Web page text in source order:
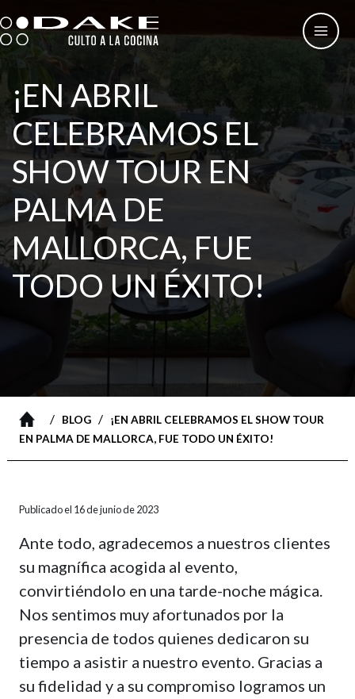
al
contenido
¡EN ABRIL
CELEBRAMOS EL
SHOW TOUR EN
PALMA DE
MALLORCA, FUE
TODO UN ÉXITO!
/ BLOG/
¡EN ABRIL CELEBRAMOS EL SHOW TOUR
EN PALMA DE MALLORCA, FUE TODO UN ÉXITO!
Publicado el 16 de junio de 2023
Ante todo, agradecemos a nuestros clientes
su magnífica acogida al evento,
convirtiéndolo en una tarde-noche mágica.
Nos sentimos muy afortunados por la
presencia de todos quienes dedicaron su
tiempo a asistir a nuestro evento. Gracias a
su fidelidad y a su compromiso logramos un